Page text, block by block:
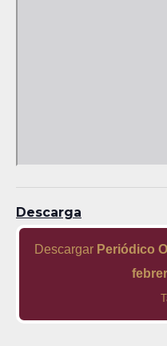
Descarga
Descargar Periódico